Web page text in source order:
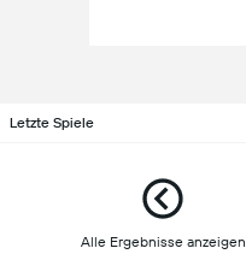
Letzte Spiele
Alle Ergebnisse anzeigen